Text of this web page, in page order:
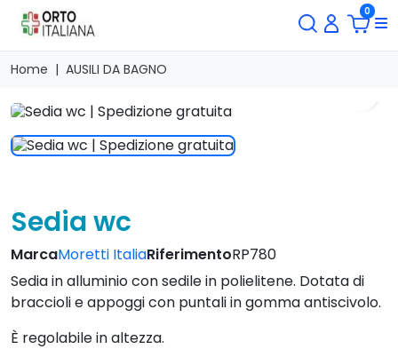
0
Home AUSILI DA BAGNO
Sedia wc
MarcaMoretti ItaliaRiferimentoRP780
Sedia in alluminio con sedile in polielitene. Dotata di
braccioli e appoggi con puntali in gomma antiscivolo.
È regolabile in altezza.